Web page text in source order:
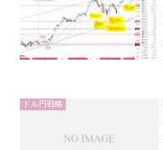
ドル円戦略